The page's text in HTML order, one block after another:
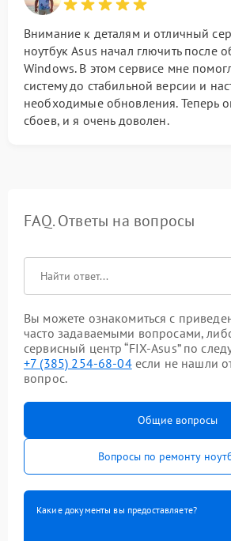
Внимание к деталям и отличный
ноутбук Asus начал глючить после
Windows. В этом сервисе мне
систему до стабильной версии и
необходимые обновления. Теперь
сбоев, и я очень доволен.
FAQ. Ответы на вопросы
Вы можете ознакомиться с
часто задаваемыми вопросами,
сервисный центр “FIX-Asus” по
+7 (385) 254-68-04если не нашли
вопрос.
Общие вопросы
Вопросы по ремонту
Какие документы вы предоставляете?